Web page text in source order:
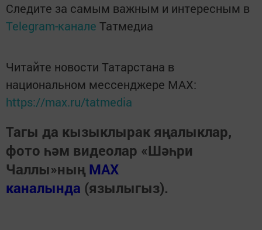
Следите за самым важным и интересным в
Telegram-канале Татмедиа
Читайте новости Татарстана в
национальном мессенджере MАХ:
https://max.ru/tatmedia
Тагы да кызыклырак яңалыклар,
фото һәм видеолар «Шәһри
Чаллы»ның MAX
каналында (язылыгыз).